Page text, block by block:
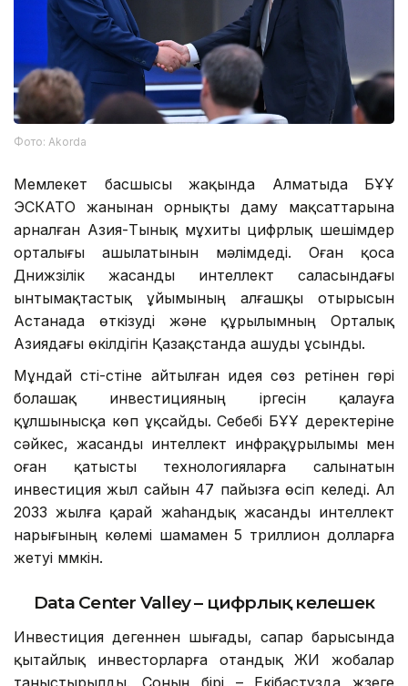
Фото: Аkorda
Мемлекет басшысы жақында Алматыда БҰҰ
ЭСКАТО жанынан орнықты даму мақсаттарына
арналған Азия-Тынық мұхиты цифрлық шешімдер
орталығы ашылатынын мәлімдеді. Оған қоса
Дүнижүзілік жасанды интеллект саласындағы
ынтымақтастық ұйымының алғашқы отырысын
Астанада өткізуді және құрылымның Орталық
Азиядағы өкілдігін Қазақстанда ашуды ұсынды.
Мұндай үсті-үстіне айтылған идея сөз ретінен гөрі
болашақ инвестицияның іргесін қалауға
құлшынысқа көп ұқсайды. Себебі БҰҰ деректеріне
сәйкес, жасанды интеллект инфрақұрылымы мен
оған қатысты технологияларға салынатын
инвестиция жыл сайын 47 пайызға өсіп келеді. Ал
2033 жылға қарай жаһандық жасанды интеллект
нарығының көлемі шамамен 5 триллион долларға
жетуі мүмкін.
Data Center Valley – цифрлық келешек
Инвестиция дегеннен шығады, сапар барысында
қытайлық инвесторларға отандық ЖИ жобалар